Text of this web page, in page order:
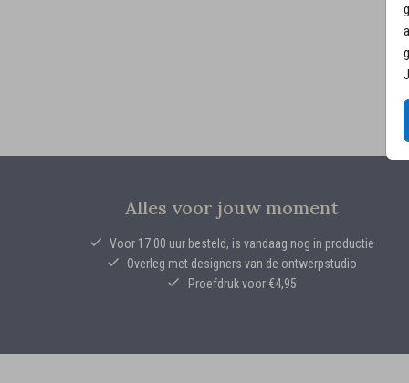
Alles voor jouw moment
Voor 17.00 uur besteld, is vandaag nog in productie
Overleg met designers van de ontwerpstudio
Proefdruk voor €4,95